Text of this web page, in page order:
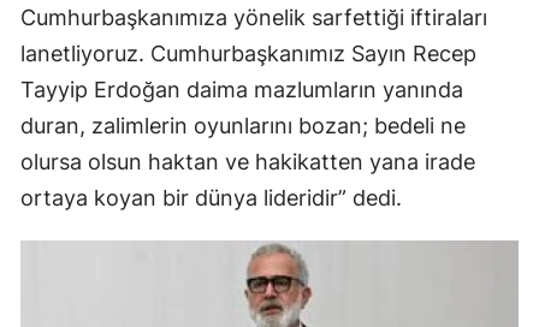
Cumhurbaşkanımıza yönelik sarfettiği iftiraları
lanetliyoruz. Cumhurbaşkanımız Sayın Recep
Tayyip Erdoğan daima mazlumların yanında
duran, zalimlerin oyunlarını bozan; bedeli ne
olursa olsun haktan ve hakikatten yana irade
ortaya koyan bir dünya lideridir” dedi.